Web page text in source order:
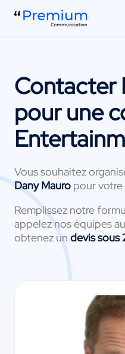
Contacter
pour une
Vous souhaitez
Dany Mauro pour
Remplissez notre
appelez nos équipes au
obtenez un devis sous